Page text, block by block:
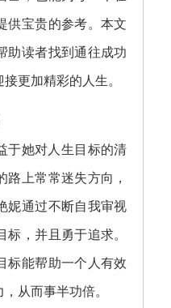
供宝贵的参考。本文
助读者找到通往成功
更加精彩的人生。
于她对人生目标的清
路上常常迷失方向，
妮通过不断自我审视
，并且勇于追求。
标能帮助一个人有效
从而事半功倍。